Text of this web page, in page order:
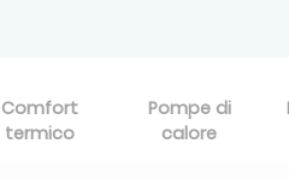
Comfort
termico
Pompe di
calore